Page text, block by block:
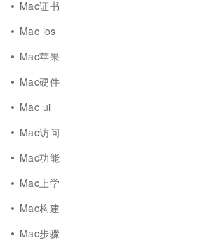
Mac证书
Mac ios
Mac苹果
Mac硬件
Mac ui
Mac访问
Mac功能
Mac上学
Mac构建
Mac步骤